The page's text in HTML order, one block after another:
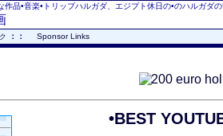
作品•音楽•トリップハルガダ、エジプト休日の•のハルガダ
：： Sponsor Links
•BEST